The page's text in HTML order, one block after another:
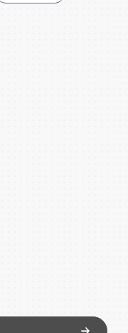
定